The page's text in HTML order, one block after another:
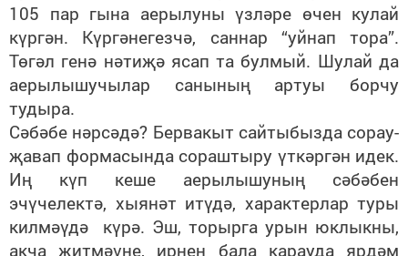
105 пар гына аерылуны үзләре өчен кулай
күргән. Күргәнегезчә, саннар “уйнап тора”.
Төгәл генә нәтиҗә ясап та булмый. Шулай да
аерылышучылар санының артуы борчу
тудыра.
Сәбәбе нәрсәдә? Бервакыт сайтыбызда сорау-
җавап формасында сораштыру үткәргән идек.
Иң күп кеше аерылышуның сәбәбен
эчүчелектә, хыянәт итүдә, характерлар туры
килмәүдә күрә. Эш, торырга урын юклыкны,
акча җитмәүне, ирнең бала карауда ярдәм